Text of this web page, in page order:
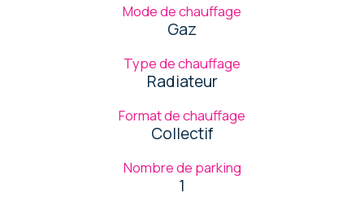
Mode de chauffage
Gaz
Type de chauffage
Radiateur
Format de chauffage
Collectif
Nombre de parking
1